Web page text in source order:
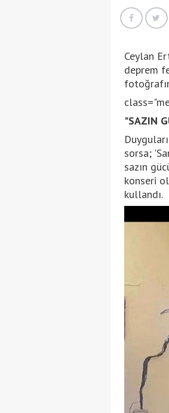
Ceylan
deprem
"SAZIN
sorsa;
sazın
konseri
kullandı.